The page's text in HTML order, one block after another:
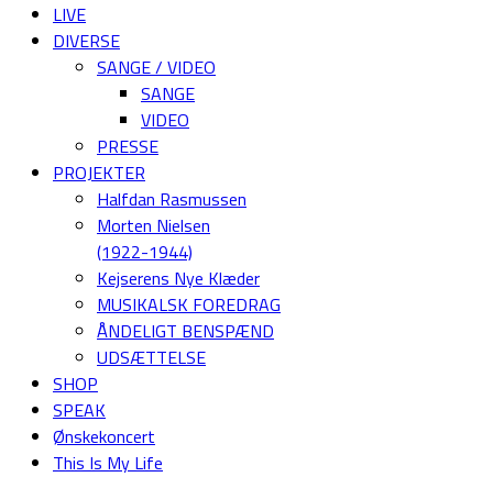
LIVE
DIVERSE
SANGE / VIDEO
SANGE
VIDEO
PRESSE
PROJEKTER
Halfdan Rasmussen
Morten Nielsen
(1922-1944)
Kejserens Nye Klæder
MUSIKALSK FOREDRAG
ÅNDELIGT BENSPÆND
UDSÆTTELSE
SHOP
SPEAK
Ønskekoncert
This Is My Life